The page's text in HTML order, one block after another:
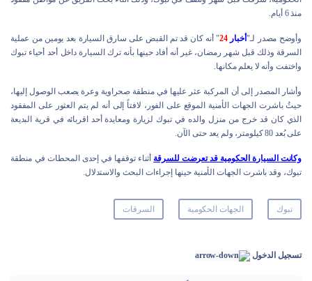
منذ 6 أيام.
وأوضح مصدر لـ" أخبار 24" أنه كان قد تم القبض على سارق السيارة بعد يومين من عملية
السرقة وذلك قبل شهر رمضان، غير أنه أفاد حينها بأنه ترك السيارة داخل أحد أحياء تبوك
واختفت وأنه لا يعلم مكانها.
وأشار المصدر إلى أن المركبة عثر عليها في منطقة صحراوية وعرة يصعب الوصول إليها،
حيثُ باشرت الجهات الأمنية الموقع على الفور، لافتاً إلى أنه لم يتم العثور على المفقود
الذي كان قد خرج من منزل والده في تبوك لزيارة ومعايدة أحد اقربائه في قرية البديعة
على بُعد 80 كيلومتر، ولم يعد حتى الآن.
وكانت السيارة الحكومية قد تعرضت للسرقة أثناء توقفها في إحدى المحطات في منطقة
تبوك، وقد باشرت الجهات الأمنية حينها إجراءات البحث والاستدلال.
تبوك الجهات الحكومية السرقات
تسجيل الدخول